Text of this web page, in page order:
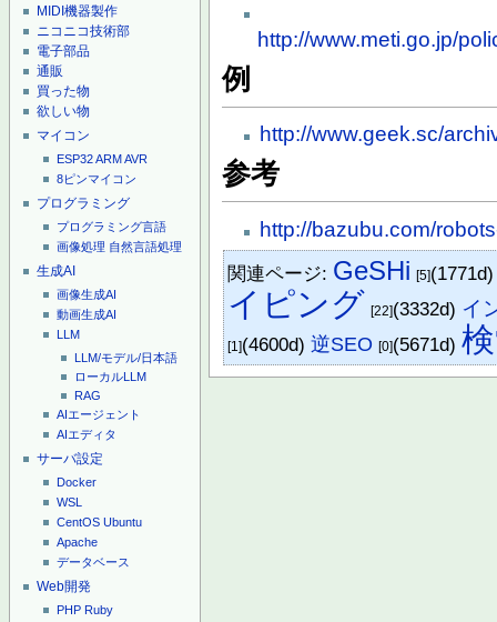
MIDI機器製作
ニコニコ技術部
電子部品
通販
買った物
欲しい物
マイコン
ESP32ARMAVR
8ピンマイコン
プログラミング
プログラミング言語
画像処理 自然言語処理
生成AI
画像生成AI
動画生成AI
LLM
LLM/モデル/日本語
ローカルLLM
RAG
AIエージェント
AIエディタ
サーバ設定
Docker
WSL
CentOS Ubuntu
Apache
データベース
Web開発
PHP Ruby
http://www.meti.go.jp/
例
http://www.geek.sc/
参考
http://bazubu.com/
関連ページ: GeSHi [5]
イピング [22](3332d) イ
[1](4600d)逆SEO [0](5671d)